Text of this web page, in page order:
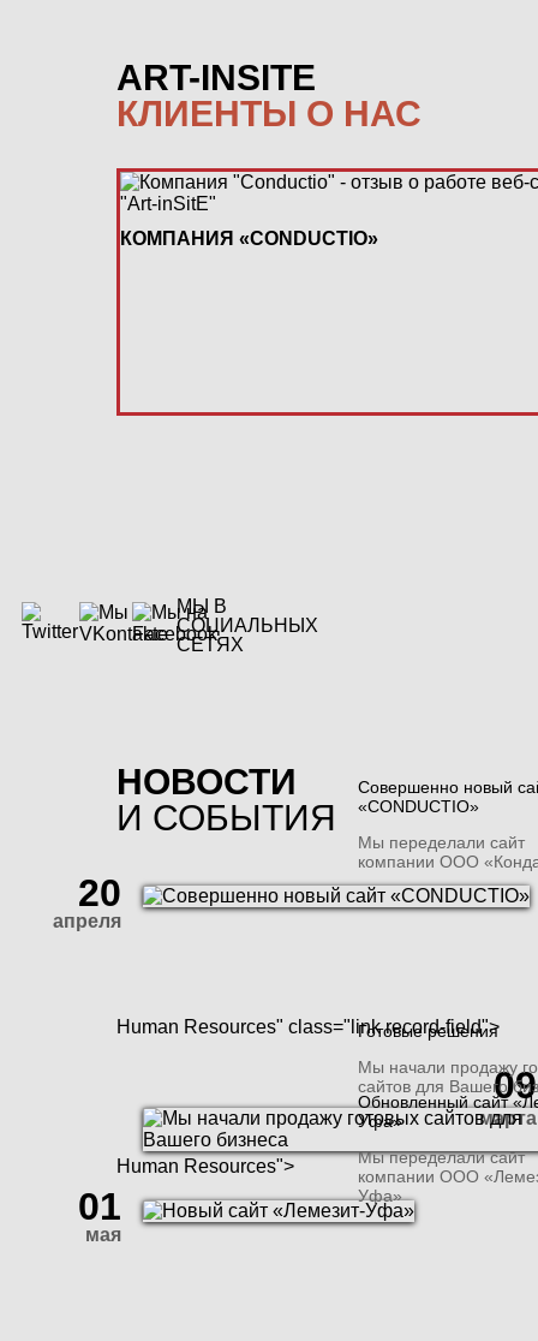
ART-INSITE
КЛИЕНТЫ О НАС
КОМПАНИЯ «CONDUCTIO»
МЫ В
СОЦИАЛЬНЫХ
СЕТЯХ
НОВОСТИ
И СОБЫТИЯ
20
апреля
Совершенно новый
«CONDUCTIO»
Мы переделали сайт
компании ООО
Human Resources" class="link record-field">
09
марта
Human Resources">
Готовые решения
Мы начали продажу
сайтов для Вашего
01
мая
Обновленный сайт
Уфа»
Мы переделали сайт
компании ООО
Уфа»